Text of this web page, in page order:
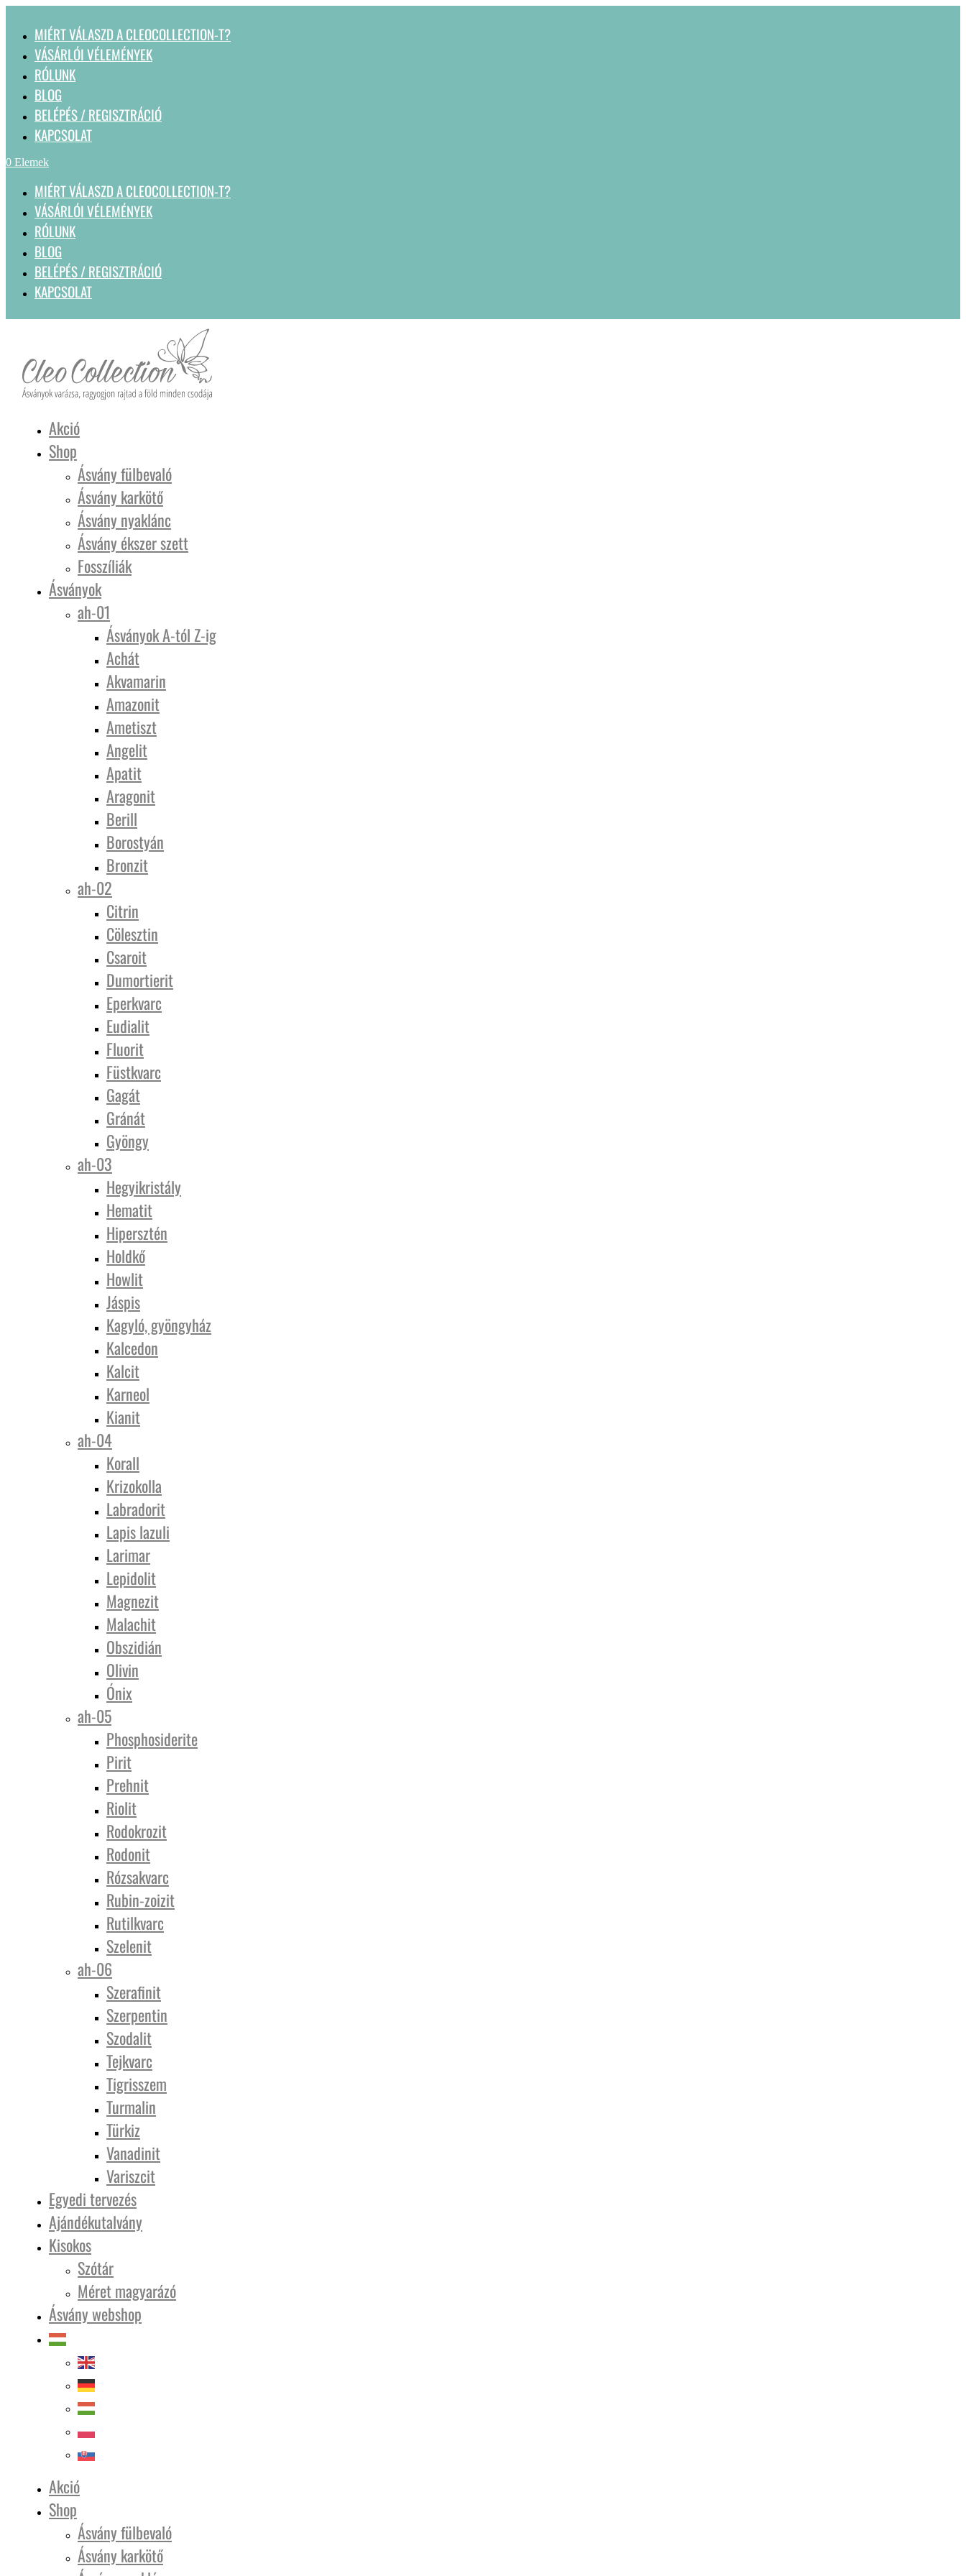
MIÉRT VÁLASZD A CLEOCOLLECTION-T?
VÁSÁRLÓI VÉLEMÉNYEK
RÓLUNK
BLOG
BELÉPÉS / REGISZTRÁCIÓ
KAPCSOLAT
0 Elemek
MIÉRT VÁLASZD A CLEOCOLLECTION-T?
VÁSÁRLÓI VÉLEMÉNYEK
RÓLUNK
BLOG
BELÉPÉS / REGISZTRÁCIÓ
KAPCSOLAT
Akció
Shop
Ásvány fülbevaló
Ásvány karkötő
Ásvány nyaklánc
Ásvány ékszer szett
Fosszíliák
Ásványok
ah-01
Ásványok A-tól Z-ig
Achát
Akvamarin
Amazonit
Ametiszt
Angelit
Apatit
Aragonit
Berill
Borostyán
Bronzit
ah-02
Citrin
Cölesztin
Csaroit
Dumortierit
Eperkvarc
Eudialit
Fluorit
Füstkvarc
Gagát
Gránát
Gyöngy
ah-03
Hegyikristály
Hematit
Hipersztén
Holdkő
Howlit
Jáspis
Kagyló, gyöngyház
Kalcedon
Kalcit
Karneol
Kianit
ah-04
Korall
Krizokolla
Labradorit
Lapis lazuli
Larimar
Lepidolit
Magnezit
Malachit
Obszidián
Olivin
Ónix
ah-05
Phosphosiderite
Pirit
Prehnit
Riolit
Rodokrozit
Rodonit
Rózsakvarc
Rubin-zoizit
Rutilkvarc
Szelenit
ah-06
Szerafinit
Szerpentin
Szodalit
Tejkvarc
Tigrisszem
Turmalin
Türkiz
Vanadinit
Variszcit
Egyedi tervezés
Ajándékutalvány
Kisokos
Szótár
Méret magyarázó
Ásvány webshop
Akció
Shop
Ásvány fülbevaló
Ásvány karkötő